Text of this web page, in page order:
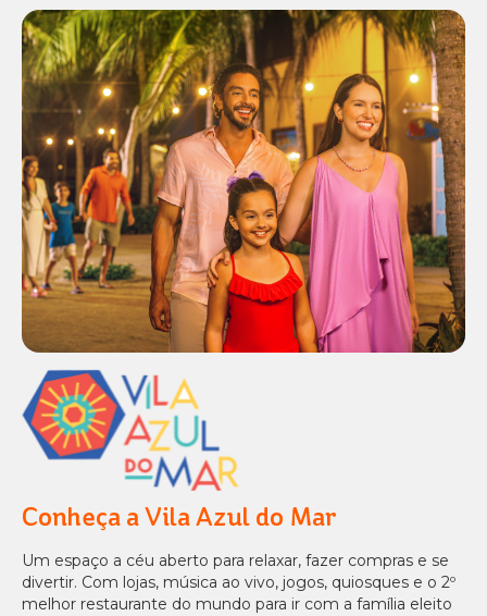
Conheça a Vila Azul do Mar
Um espaço a céu aberto para relaxar, fazer compras e se
divertir. Com lojas, música ao vivo, jogos, quiosques e o 2º
melhor restaurante do mundo para ir com a família eleito